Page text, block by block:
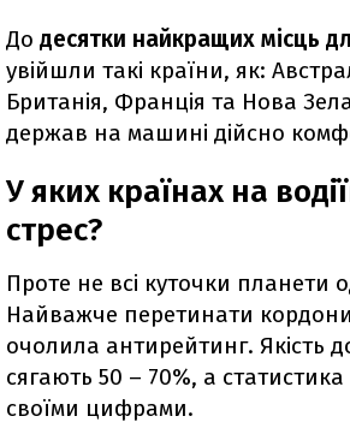
До десятки найкращих місць
увійшли такі країни, як:
Британія, Франція та Нова
держав на машині дійсно
У яких країнах на
стрес?
Проте не всі куточки планети
Найважче перетинати
очолила антирейтинг. Якість
сягають 50 – 70%, а
своїми цифрами.